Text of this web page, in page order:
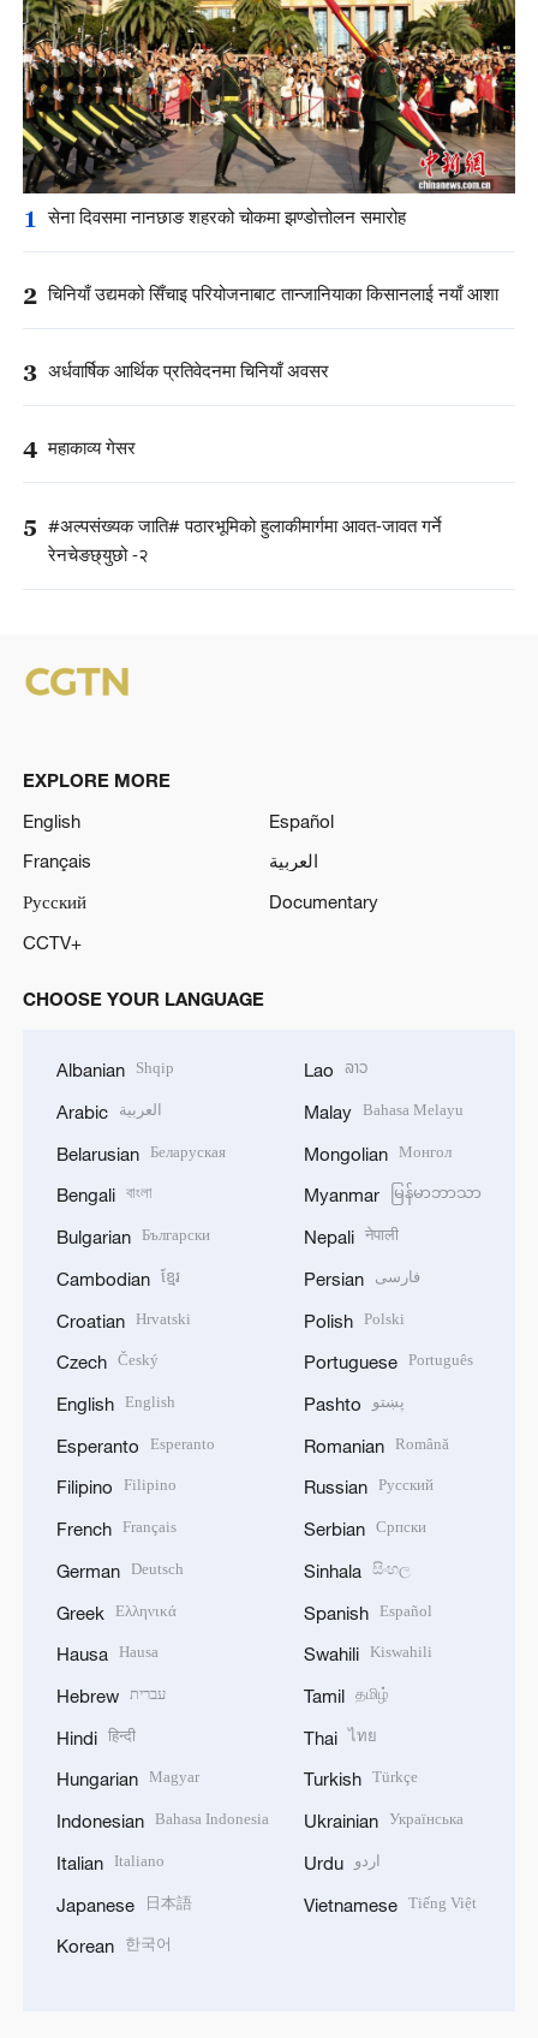
1 सेना दिवसमा नानछाङ शहरको चोकमा झण्डोत्तोलन समारोह
2 चिनियाँ उद्यमको सिँचाइ परियोजनाबाट तान्जानियाका किसानलाई नयाँ आशा
3 अर्धवार्षिक आर्थिक प्रतिवेदनमा चिनियाँ अवसर
4 महाकाव्य गेसर
5 #अल्पसंख्यक जाति# पठारभूमिको हुलाकीमार्गमा आवत-जावत गर्ने
रेनचेङछ्युछो -२
EXPLORE MORE
English
Español
Français
العربية
Русский
Documentary
CCTV+
CHOOSE YOUR LANGUAGE
Albanian Shqip
Arabic العربية
Belarusian Беларуская
Bengali বাংলা
Bulgarian Български
Cambodian ខ្មែរ
Croatian Hrvatski
Czech Český
English English
Esperanto Esperanto
Filipino Filipino
French Français
German Deutsch
Greek Ελληνικά
Hausa Hausa
Hebrew עברית
Hindi हिन्दी
Hungarian Magyar
Indonesian Bahasa Indonesia
Italian Italiano
Japanese 日本語
Korean 한국어
Lao ລາວ
Malay Bahasa Melayu
Mongolian Монгол
Myanmar မြန်မာဘာသာ
Nepali नेपाली
Persian فارسی
Polish Polski
Portuguese Português
Pashto پښتو
Romanian Română
Russian Русский
Serbian Српски
Sinhala සිංහල
Spanish Español
Swahili Kiswahili
Tamil தமிழ்
Thai ไทย
Turkish Türkçe
Ukrainian Українська
Urdu اردو
Vietnamese Tiếng Việt